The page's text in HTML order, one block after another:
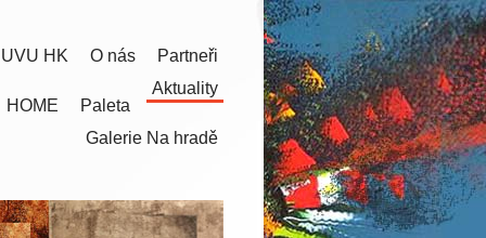
Partneři
O nás
HK
Aktuality
Paleta
HOME
Galerie Na hradě